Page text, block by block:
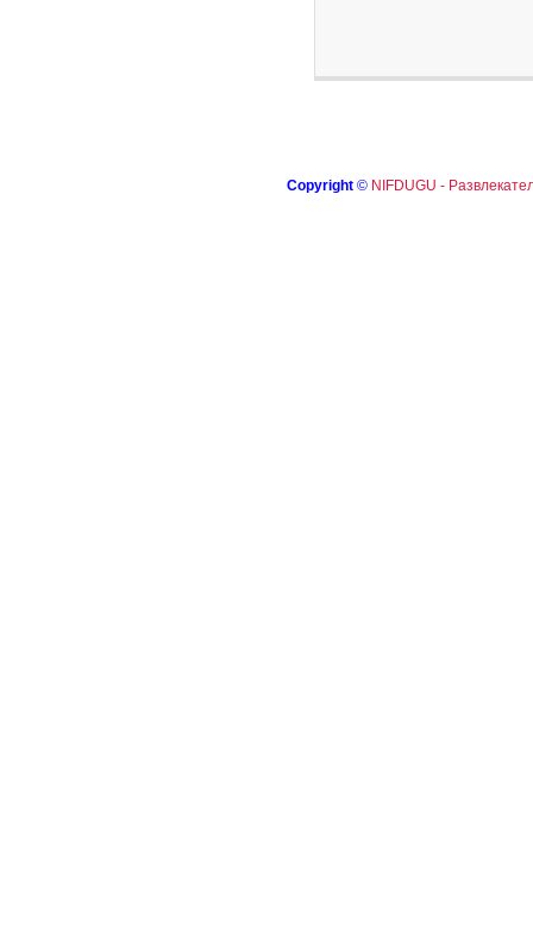
Copyright © NIFDUGU -